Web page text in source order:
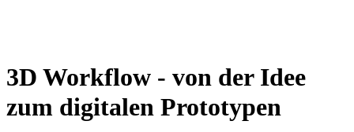
3D Workflow - von der Idee
zum digitalen Prototypen